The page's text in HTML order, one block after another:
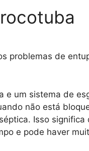
problemas de
um sistema de
não está
Isso
e pode haver